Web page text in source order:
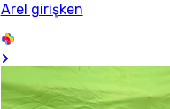
Arel girişken